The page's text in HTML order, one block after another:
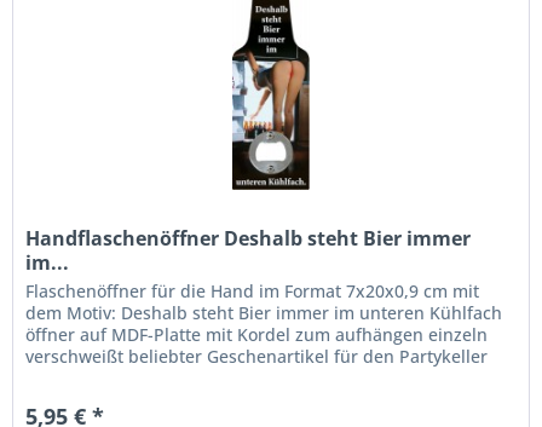
Handflaschenöffner Deshalb steht Bier immer
im...
Flaschenöffner für die Hand im Format 7x20x0,9 cm mit
dem Motiv: Deshalb steht Bier immer im unteren Kühlfach
öffner auf MDF-Platte mit Kordel zum aufhängen einzeln
verschweißt beliebter Geschenartikel für den Partykeller
5,95 € *